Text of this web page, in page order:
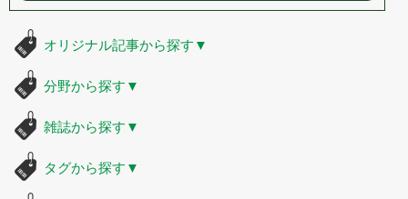
オリジナル記事から探す ▼
分野から探す ▼
雑誌から探す ▼
タグから探す ▼